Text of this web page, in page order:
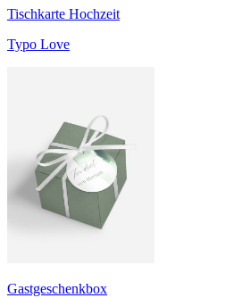
Tischkarte Hochzeit
Typo Love
Gastgeschenkbox